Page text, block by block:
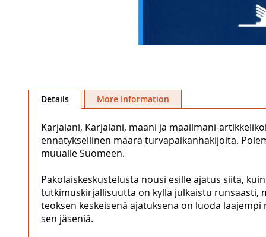
to
the
images
Details
Karjalani, Karjalani, maani ja maailmani-
ennätyksellinen määrä turvapaikanhakijoita.
muualle Suomeen.
Pakolaiskeskustelusta nousi esille ajatus siitä,
tutkimuskirjallisuutta on kyllä julkaistu runsaasti,
teoksen keskeisenä ajatuksena on luoda
sen jäseniä.
More Information